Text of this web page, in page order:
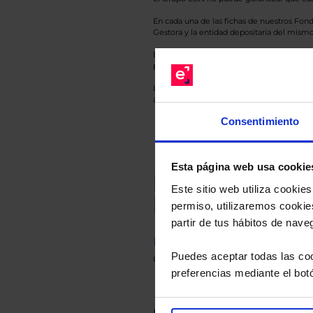
Consentimiento
Esta página web usa
Este sitio web utiliza
permiso, utilizaremos
partir de tus hábitos de
Puedes aceptar todas las
preferencias mediante el
En cada una de las fichas de nuestros
Gestora y la entidad depositaria del
Esto es una comunicación publicitaria.
para el inversor antes de tomar una
Los datos de rentabilidad mostrados
anterior a Valor Liquidativo actual con
Le
Descárguese el archivo
de sus alternativas de